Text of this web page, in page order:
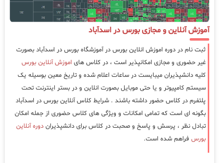
آموزش آنلاین و مجازی بورس در اسدآباد
ثبت نام در دوره اموزش انلاین بورس در آموزشگاه بورس در اسدآباد بصورت
غیر حضوری و مجازی امکانپذیر است ، در کلاس های اموزش آنلاین بورس
کلیه دانشپذیران میبایست در ساعات اعلام شده و تاریخ معین بوسیله یک
سیستم کامپیوتر و یا حتی موبایل بصورت انلاین و در بستر اینترنت تحت
پلتفرم در کلاس حضور داشته باشند . شرایط کلاس آنلاین بورس در اسدآباد
بگونه ای است که تمامی امکانات و ویژگی های کلاس حضوری از جمله امکان
تبادل نظر ، پرسش و پاسخ و صحبت در کلاس برای دانشپذیران دوره آنلاین
بورس فراهم شده است.